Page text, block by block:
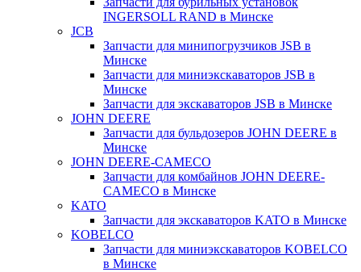
INGERSOLL RAND в Минске
JCB
Запчасти для минипогрузчиков JSB в
Минске
Запчасти для миниэкскаваторов JSB в
Минске
Запчасти для экскаваторов JSB в Минске
JOHN DEERE
Запчасти для бульдозеров JOHN DEERE в
Минске
JOHN DEERE-CAMECO
Запчасти для комбайнов JOHN DEERE-
CAMECO в Минске
KATO
Запчасти для экскаваторов KATO в Минске
KOBELCO
Запчасти для миниэкскаваторов KOBELCO
в Минске